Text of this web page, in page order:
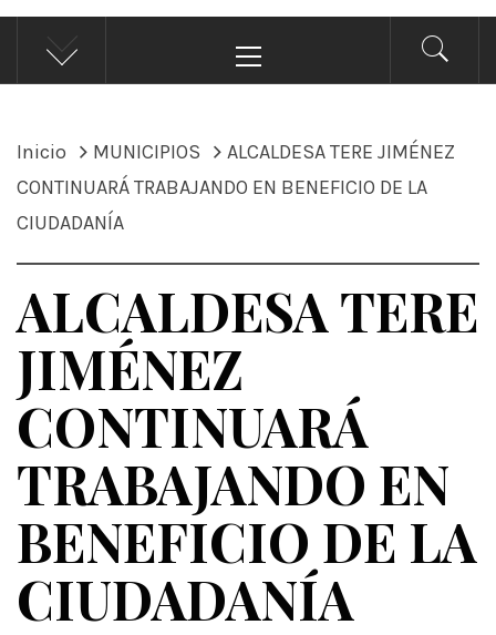
ÁNDALE NOTICIAS
Noticias
principal
Inicio MUNICIPIOS
ALCALDESA TERE JIMÉNEZ
CONTINUARÁ TRABAJANDO EN BENEFICIO DE LA
CIUDADANÍA
ALCALDESA TERE
JIMÉNEZ
CONTINUARÁ
TRABAJANDO EN
BENEFICIO DE LA
CIUDADANÍA